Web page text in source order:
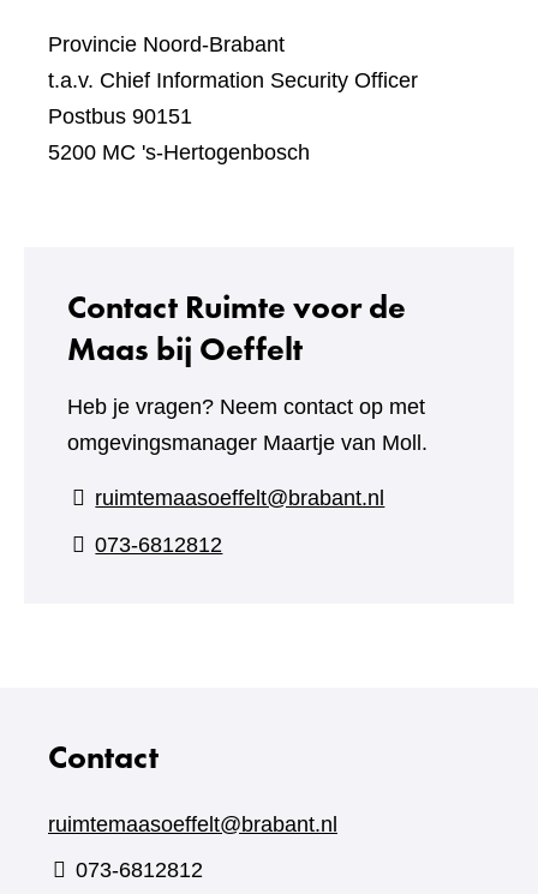
Provincie Noord-Brabant
t.a.v. Chief Information Security Officer
Postbus 90151
5200 MC 's-Hertogenbosch
Contact Ruimte voor de
Maas bij Oeffelt
Heb je vragen? Neem contact op met
omgevingsmanager Maartje van Moll.
ruimtemaasoeffelt@brabant.nl
073-6812812
Contact
ruimtemaasoeffelt@brabant.nl
073-6812812